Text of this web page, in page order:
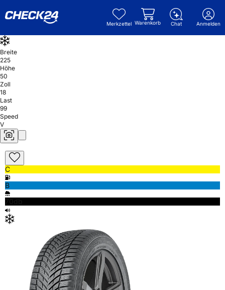
Merkzettel Warenkorb Chat Anmelden
Breite
225
Höhe
50
Zoll
18
Last
99
Speed
V
C
B
70db